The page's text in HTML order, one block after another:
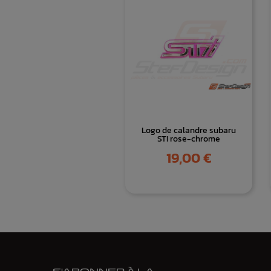
Logo de calandre subaru
STI rose-chrome
Prix
19,00 €